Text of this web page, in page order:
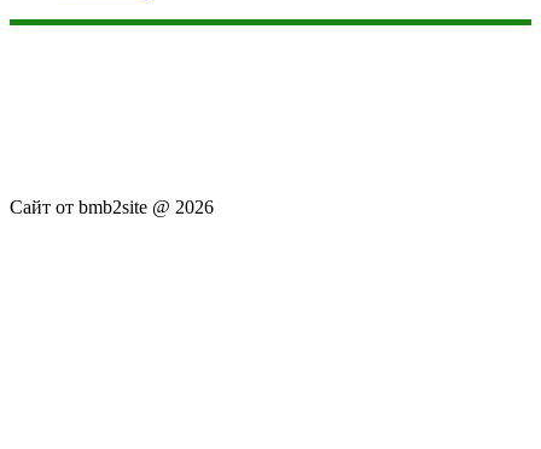
Сайт от bmb2site @ 2026